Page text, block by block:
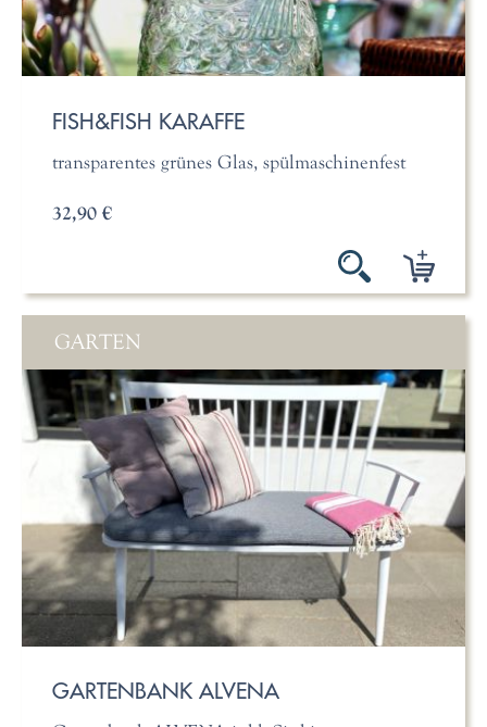
FISH&FISH KARAFFE
transparentes grünes Glas, spülmaschinenfest
32,90 €
GARTEN
GARTENBANK ALVENA